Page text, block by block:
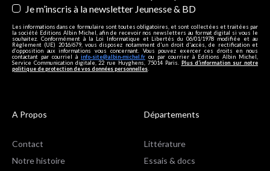
Je m’inscris à la newsletter Jeunesse & BD
Les informations dans ce formulaire sont toutes obligatoires, et sont collectées et traitées par
la société Editions Albin Michel, afin de recevoir nos newsletters au format digital si vous le
souhaitez. Conformément à la Loi Informatique et Libertés du 06/01/1978 modifiée et au
Règlement (UE) 2016/679, vous disposez notamment d'un droit d'accès, de rectification et
d’opposition aux informations vous concernant. Vous pouvez exercer ces droits en nous
contactant par courriel à info-site@albin-michel.fr ou par courrier à Editions Albin Michel,
Service Communication digitale, 22 rue Huyghens, 75014 Paris. Plus d’information sur notre
politique de protection de vos données personnelles
A Propos
Contact
Notre histoire
Départements
Littérature
Essais & docs